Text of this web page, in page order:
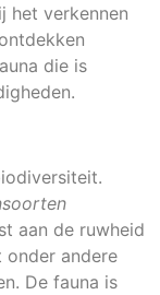
het verkennen
die is
aan de ruwheid
onder andere
De fauna is